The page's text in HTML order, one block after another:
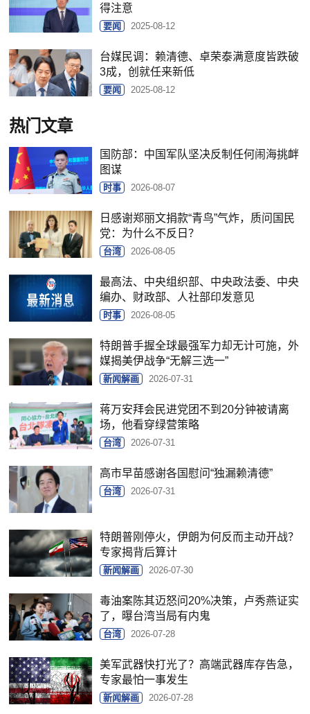
得注意
要闻 2025-08-12
台媒民调：赖清德、卓荣泰满意度皆跌破
3成，创就任来新低
要闻 2025-08-12
热门文章
国防部：中国军队坚决反制任何闹海挑衅
图谋
时事 2026-08-07
日感谢郑丽文捐款“青鸟”气炸，质问国民
党：为什么不反日？
台湾 2026-08-05
最高法、中央组织部、中央政法委、中央
编办、财政部、人社部印发意见
时事 2026-08-05
特朗普手握全球最强军力却无计可施，外
媒揭美伊战争“无解三选一”
新闻解画 2026-07-31
蒋万安拜会民进党团不到20分钟被请离
场，他看穿绿营策略
台湾 2026-07-31
高市早苗感谢各国慰问“独漏赖清德”
台湾 2026-07-31
特朗普刚停火，伊朗为何反而主动开战？
专家揭背后算计
新闻解画 2026-07-30
毒油案陈其迈怒问20%决策，卢秀燕证实
了，曝台湾当局有内鬼
台湾 2026-07-28
美军武器快打光了？高端武器库存告急，
专家最怕一事发生
新闻解画 2026-07-28